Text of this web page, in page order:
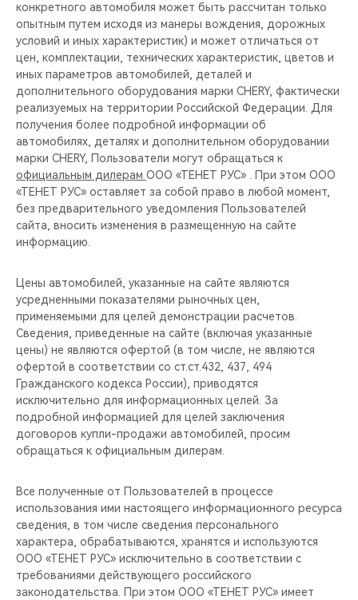
ВИДЕООБЗОРЫ
CHERY ДЛЯ ДЕТЕЙ
конкретного автомобиля может быть рассчитан только
опытным путем исходя из манеры вождения, дорожных
условий и иных характеристик) и может отличаться от
цен, комплектации, технических характеристик, цветов и
иных параметров автомобилей, деталей и
дополнительного оборудования марки CHERY, фактически
реализуемых на территории Российской Федерации. Для
получения более подробной информации об
автомобилях, деталях и дополнительном оборудовании
марки CHERY, Пользователи могут обращаться к
официальным дилерам ООО «ТЕНЕТ РУС» . При этом ООО
«ТЕНЕТ РУС» оставляет за собой право в любой момент,
без предварительного уведомления Пользователей
сайта, вносить изменения в размещенную на сайте
информацию.
Цены автомобилей, указанные на сайте являются
усредненными показателями рыночных цен,
применяемыми для целей демонстрации расчетов.
Сведения, приведенные на сайте (включая указанные
цены) не являются офертой (в том числе, не являются
офертой в соответствии со ст.ст.432, 437, 494
Гражданского кодекса России), приводятся
исключительно для информационных целей. За
подробной информацией для целей заключения
договоров купли-продажи автомобилей, просим
обращаться к официальным дилерам.
Все полученные от Пользователей в процессе
использования ими настоящего информационного ресурса
сведения, в том числе сведения персонального
характера, обрабатываются, хранятся и используются
ООО «ТЕНЕТ РУС» исключительно в соответствии с
требованиями действующего российского
законодательства. При этом ООО «ТЕНЕТ РУС» имеет